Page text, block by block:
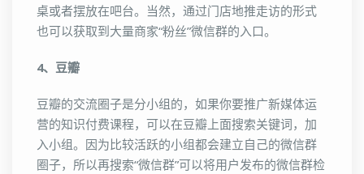
桌或者摆放在吧台。当然，通过门店地推走访的形式
也可以获取到大量商家“粉丝”微信群的入口。
4、豆瓣
豆瓣的交流圈子是分小组的，如果你要推广新媒体运
营的知识付费课程，可以在豆瓣上面搜索关键词，加
入小组。因为比较活跃的小组都会建立自己的微信群
圈子，所以再搜索“微信群”可以将用户发布的微信群检